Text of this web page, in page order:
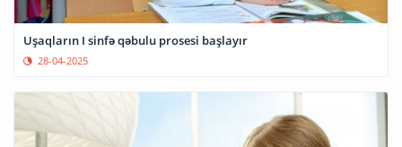
Uşaqların I sinfə qəbulu prosesi başlayır
28-04-2025